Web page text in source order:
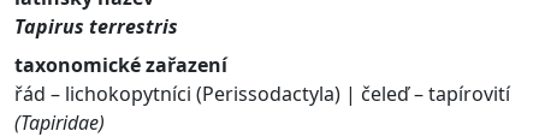
Tapirus terrestris
taxonomické zařazení
řád – lichokopytníci (Perissodactyla) | čeleď – tapírovití
(Tapiridae)